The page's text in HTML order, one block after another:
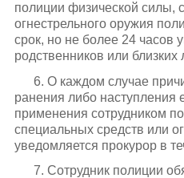
полиции физической силы,
огнестрельного оружия
срок, но не более 24 часов
родственников или
6. О каждом случае
ранения либо наступления
применения сотрудником
специальных средств или
уведомляется прокурор в
7. Сотрудник полиции